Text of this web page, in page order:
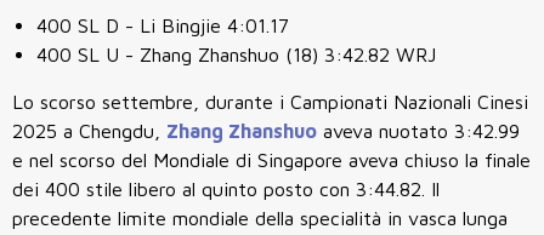
400 SL D - Li Bingjie 4:01.17
400 SL U - Zhang Zhanshuo (18) 3:42.82 WRJ
Lo scorso settembre, durante i Campionati Nazionali Cinesi
2025 a Chengdu Zhang Zhanshuo aveva nuotato 3:42.99
e nel scorso del Mondiale di Singapore aveva chiuso la finale
dei 400 stile libero al quinto posto con 3:44.82 . Il
precedente limite mondiale della specialità in vasca lunga